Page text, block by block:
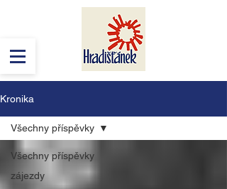
Kronika
Všechny příspěvky
zájezdy
Všechny příspěvky